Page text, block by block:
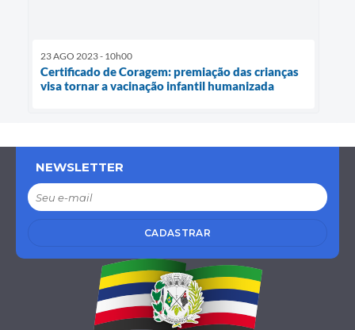
23 AGO 2023 - 10h00
Certificado de Coragem: premiação das crianças
visa tornar a vacinação infantil humanizada
NEWSLETTER
CADASTRAR